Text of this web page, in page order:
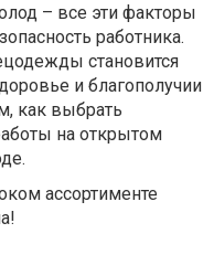
– все эти факторы
работника.
становится
и благополучии
как выбрать
на открытом
ассортименте